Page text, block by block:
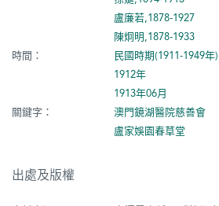
盧廉若,1878-1927
陳炯明,1878-1933
時間：
民國時期(1911-1949年)
1912年
1913年06月
關鍵字：
澳門鏡湖醫院慈善會
盧家娛園春草堂
出處及版權